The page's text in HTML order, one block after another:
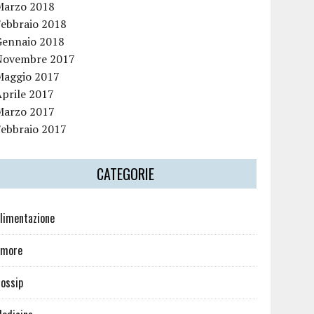
2018
2018
2018
2017
2017
2017
2017
2017
CATEGORIE